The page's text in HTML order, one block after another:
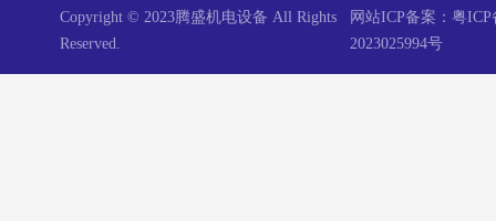
Copyright © 2023腾盛机电设备 All Rights
Reserved.
网站ICP备案： 粤ICP
2023025994号